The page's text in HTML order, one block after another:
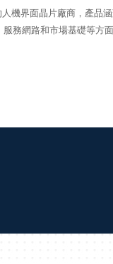
機界面晶片廠商，產品
務網路和市場基礎等方